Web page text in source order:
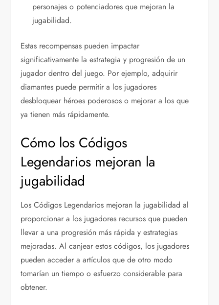
personajes o potenciadores que mejoran la
jugabilidad.
Estas recompensas pueden impactar
significativamente la estrategia y progresión de un
jugador dentro del juego. Por ejemplo, adquirir
diamantes puede permitir a los jugadores
desbloquear héroes poderosos o mejorar a los que
ya tienen más rápidamente.
Cómo los Códigos
Legendarios mejoran la
jugabilidad
Los Códigos Legendarios mejoran la jugabilidad al
proporcionar a los jugadores recursos que pueden
llevar a una progresión más rápida y estrategias
mejoradas. Al canjear estos códigos, los jugadores
pueden acceder a artículos que de otro modo
tomarían un tiempo o esfuerzo considerable para
obtener.